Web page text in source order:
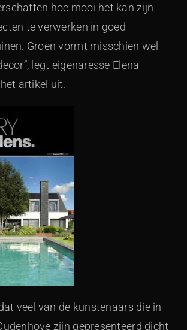
hoe mooi het kan zijn
te verwerken in goed
Groen vormt misschien wel
legt eigenaresse Elena
artikel uit.
veel van de kunstenaars die in
zijn gepresenteerd dicht